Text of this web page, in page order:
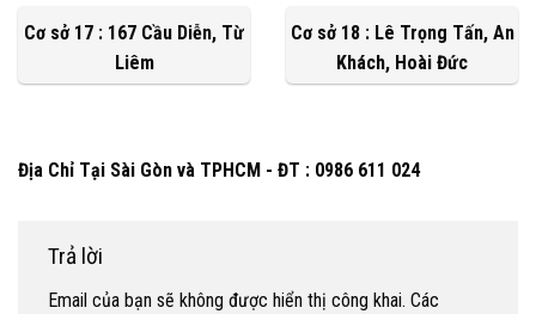
Cơ sở 17 : 167 Cầu Diễn, Từ
Liêm
Cơ sở 18 : Lê Trọng Tấn, An
Khách, Hoài Đức
Địa Chỉ Tại Sài Gòn và TPHCM - ĐT : 0986 611 024
Trả lời
Email của bạn sẽ không được hiển thị công khai. Các